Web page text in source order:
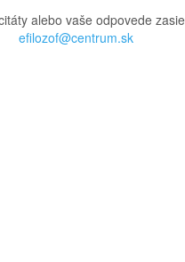
alebo vaše odpovede
efilozof@centrum.sk